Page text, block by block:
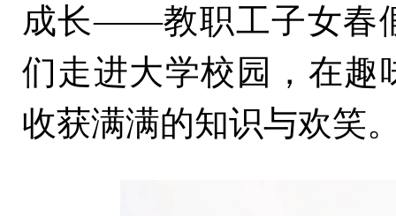
成长——教职工子女春
们走进大学校园，在趣
收获满满的知识与欢笑